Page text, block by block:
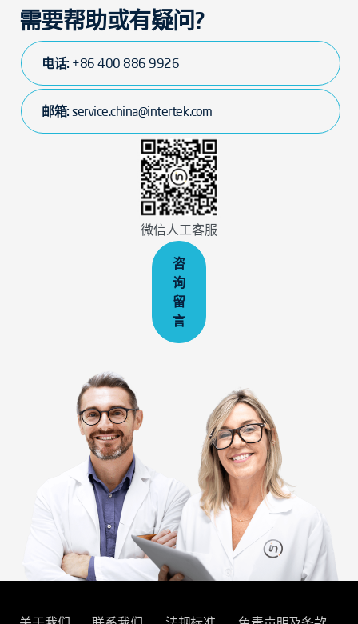
需要帮助或有疑问?
电话: +86 400 886 9926
邮箱:service.china@intertek.com
微信人工客服
咨
询
留
言